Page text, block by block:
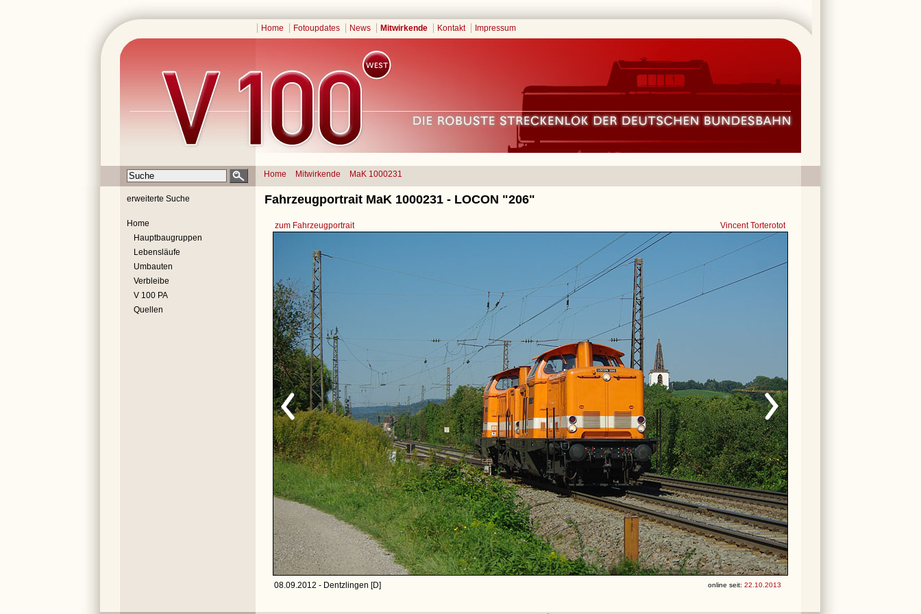
Home Fotoupdates News Mitwirkende Kontakt Impressum
Home Mitwirkende MaK 1000231
erweiterte Suche
Home
Hauptbaugruppen
Lebensläufe
Umbauten
Verbleibe
V 100 PA
Quellen
Fahrzeugportrait MaK 1000231 - LOCON "206"
zum Fahrzeugportrait Vincent Torterotot
08.09.2012 - Dentzlingen [D] online seit: 22.10.2013